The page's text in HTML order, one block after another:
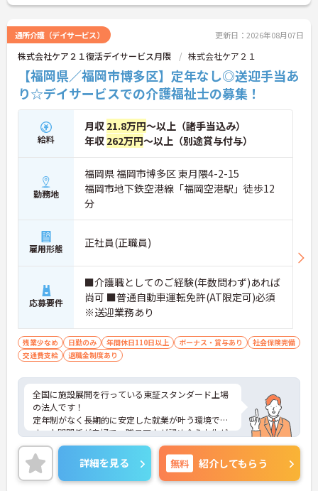
通所介護（デイサービス） 更新日：2026年08月07日
株式会社ケア２１復活デイサービス月隈 株式会社ケア２１
【福岡県／福岡市博多区】定年なし◎送迎手当あ
り☆デイサービスでの介護福祉士の募集！
給料
月収 21.8万円～以上（諸手当込み）
年収 262万円～以上（別途賞与付与）
勤務地
福岡県 福岡市博多区 東月隈4-2-15
福岡市地下鉄空港線「福岡空港駅」徒歩12
分
雇用形態 正社員(正職員)
応募要件
■介護職としてのご経験(年数問わず)あれば
尚可 ■普通自動車運転免許(AT限定可)必須
※送迎業務あり
残業少なめ 日勤のみ 年間休日110日以上 ボーナス・賞与あり
社会保険完備
交通費支給
退職金制度あり
全国に施設展開を行っている東証スタンダード上場
の法人です！
定年制がなく長期的に安定した就業が叶う環境で
す。人間関係が良好で、職員同士が認め合う文化が
根付いています。
ご興味のある方には、面接対策ポイントなど、さら
に詳細をご案内しますのでお気軽にご相談くださ
い！
詳細を見る 無料 紹介してもらう